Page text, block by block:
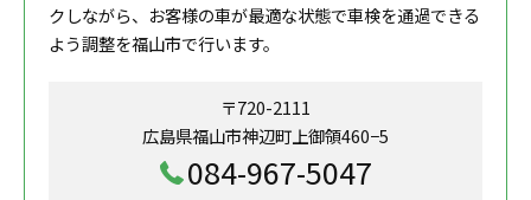
クしながら、お客様の車が最適な状態で車検を通過できる
よう調整を福山市で行います。
〒720-2111
広島県福山市神辺町上御領460−5
084-967-5047